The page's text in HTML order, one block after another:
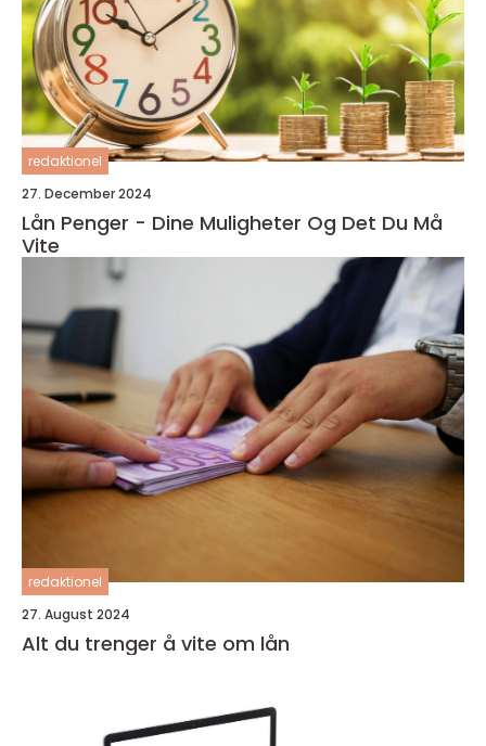
redaktionel
27. December 2024
Lån Penger - Dine Muligheter Og Det Du Må
Vite
redaktionel
27. August 2024
Alt du trenger å vite om lån